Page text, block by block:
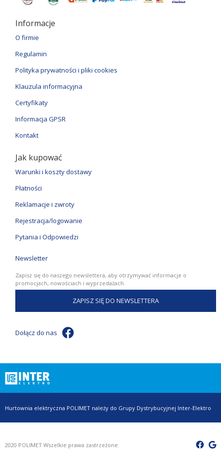
Informacje
O firmie
Regulamin
Polityka prywatności i pliki cookies
Klauzula informacyjna
Certyfikaty
Informacja GPSR
Kontakt
Jak kupować
Warunki i koszty dostawy
Płatności
Reklamacje i zwroty
Rejestracja/logowanie
Pytania i Odpowiedzi
Newsletter
Zapisz się do naszego newslettera, aby otrzymywać informacje o
promocjach, nowościach i wyprzedażach.
ZAPISZ SIĘ DO NEWSLETTERA
Dołącz do nas
Hurtownia elektryczna POLIMET należy do Grupy Dystrybucyjnej Inter-Elektro
2020 POLIMET Wszelkie prawa zastrzeżone.